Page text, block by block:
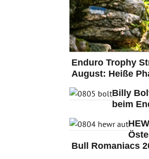
Enduro Trophy
August: Heiße
Billy
beim
Bull Romaniacs